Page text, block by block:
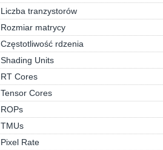
Liczba tranzystorów
Rozmiar matrycy
Częstotliwość rdzenia
Shading Units
RT Cores
Tensor Cores
ROPs
TMUs
Pixel Rate